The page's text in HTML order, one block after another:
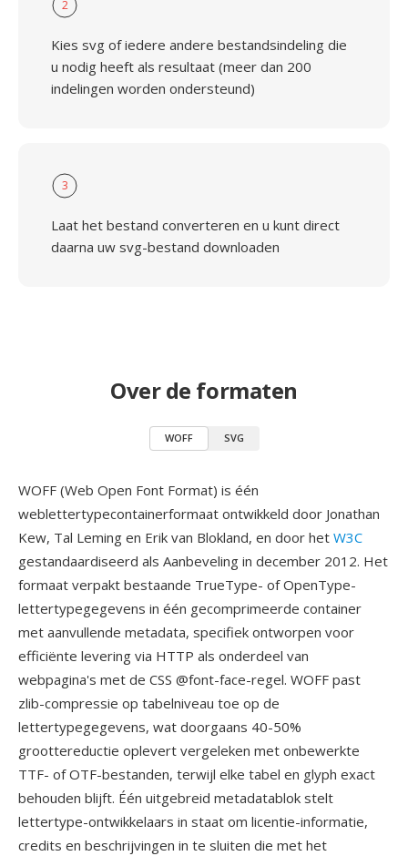
2
Kies svg of iedere andere bestandsindeling die
u nodig heeft als resultaat (meer dan 200
indelingen worden ondersteund)
3
Laat het bestand converteren en u kunt direct
daarna uw svg-bestand downloaden
Over de formaten
WOFF SVG
WOFF (Web Open Font Format) is één
weblettertypecontainerformaat ontwikkeld door Jonathan
Kew, Tal Leming en Erik van Blokland, en door het W3C
gestandaardiseerd als Aanbeveling in december 2012. Het
formaat verpakt bestaande TrueType- of OpenType-
lettertypegegevens in één gecomprimeerde container
met aanvullende metadata, specifiek ontworpen voor
efficiënte levering via HTTP als onderdeel van
webpagina's met de CSS @font-face-regel. WOFF past
zlib-compressie op tabelniveau toe op de
lettertypegegevens, wat doorgaans 40-50%
groottereductie oplevert vergeleken met onbewerkte
TTF- of OTF-bestanden, terwijl elke tabel en glyph exact
behouden blijft. Één uitgebreid metadatablok stelt
lettertype-ontwikkelaars in staat om licentie-informatie,
credits en beschrijvingen in te sluiten die met het